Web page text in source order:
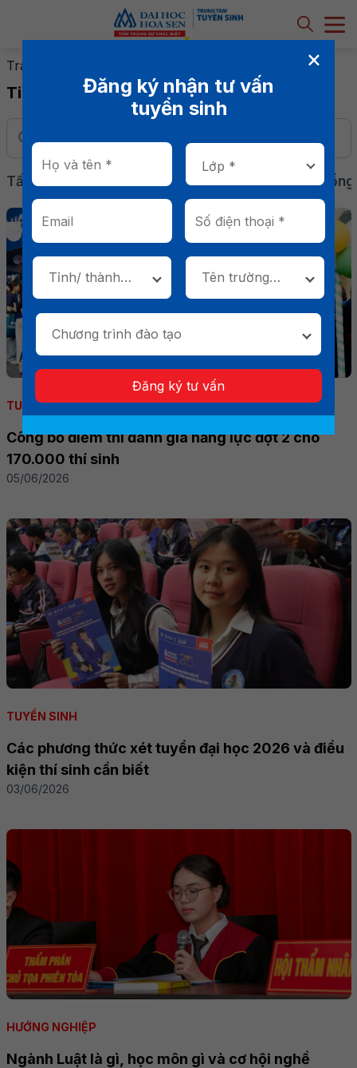
Trang chủ
Tin tuyển sinh
Tất cả Sự kiện & Hoạt động Học bổng
TUYỂN SINH
Công bố điểm thi đánh giá năng lực đợt 2 cho
170.000 thí sinh
05/06/2026
TUYỂN SINH
Các phương thức xét tuyển đại học 2026 và điều
kiện thí sinh cần biết
03/06/2026
HƯỚNG NGHIỆP
Ngành Luật là gì, học môn gì và cơ hội nghề
Đăng ký nhận tư vấn
tuyển sinh
Tỉnh/ thành
phố
Tên trường
THPT *
Chương trình đào tạo
Đăng ký tư vấn
×